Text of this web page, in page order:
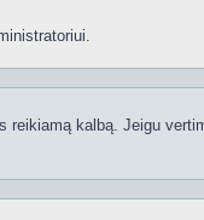
kalbą. Jeigu